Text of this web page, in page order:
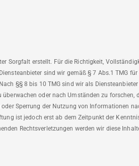
Sorgfalt erstellt. Für die Richtigkeit,
sind wir gemäß § 7 Abs.1 TMG
§§ 8 bis 10 TMG sind wir als
oder nach Umständen zu forschen,
Sperrung der Nutzung von Informationen
ist jedoch erst ab dem Zeitpunkt der
Rechtsverletzungen werden wir diese